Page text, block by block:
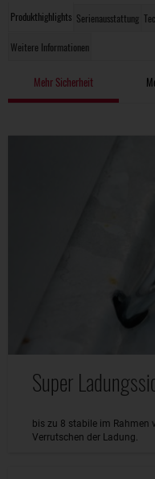
Produkthighlights Serienausstattung
Weitere Informationen
Mehr Sicherheit
Super
bis zu 8 stabile im Rahmen
Verrutschen der Ladung.